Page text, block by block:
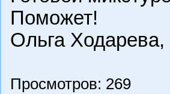
Поможет!
Ольга Ходарева,
Просмотров: 269